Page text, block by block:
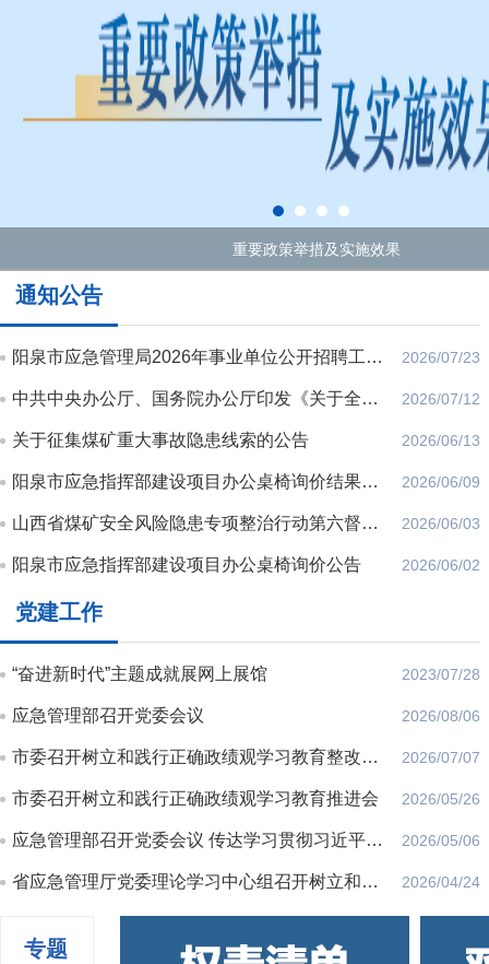
重要政策举措及实施效果
通知公告
阳泉市应急管理局2026年事业单位公开招聘工作人员考察公告 2026/07/23
中共中央办公厅、国务院办公厅印发《关于全力做好防汛抗旱工作的通知》 2026/07/12
关于征集煤矿重大事故隐患线索的公告 2026/06/13
阳泉市应急指挥部建设项目办公桌椅询价结果公告 2026/06/09
山西省煤矿安全风险隐患专项整治行动第六督导组关于开展煤矿安全生产违法违规行为专项举报的公告 2026/06/03
阳泉市应急指挥部建设项目办公桌椅询价公告 2026/06/02
党建工作
“奋进新时代”主题成就展网上展馆 2023/07/28
应急管理部召开党委会议 2026/08/06
市委召开树立和践行正确政绩观学习教育整改整治突出问题与办好民生实事工作推进会议 2026/07/07
市委召开树立和践行正确政绩观学习教育推进会 2026/05/26
应急管理部召开党委会议 传达学习贯彻习近平总书记重要讲话精神 研究提升防灾减灾救灾能力措施 2026/05/06
省应急管理厅党委理论学习中心组召开树立和践行正确政绩观学习教育专题学习研讨会议 2026/04/24
专题